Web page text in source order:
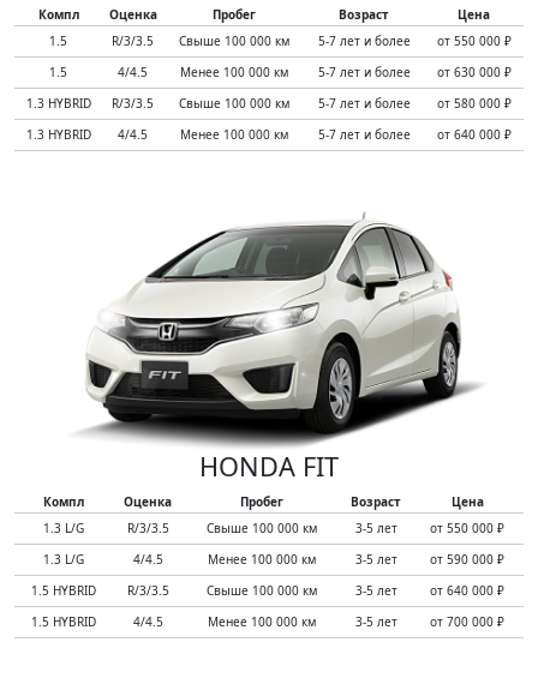
Компл Оценка Пробег Возраст
Цена
1.5
R/3/3.5 Свыше 100 000 км 5-7 лет и более
от 550 000 ₽
1.5
4/4.5 Менее 100 000 км 5-7 лет и более
от 630 000 ₽
1.3 HYBRID
R/3/3.5 Свыше 100 000 км 5-7 лет и более
от 580 000 ₽
1.3 HYBRID
4/4.5 Менее 100 000 км 5-7 лет и более от 640 000 ₽
HONDA FIT
Компл Оценка Пробег Возраст
Цена
1.3 L/G
R/3/3.5 Свыше 100 000 км 3-5 лет
от 550 000 ₽
1.3 L/G
4/4.5 Менее 100 000 км 3-5 лет
от 590 000 ₽
1.5 HYBRID
R/3/3.5 Свыше 100 000 км 3-5 лет
от 640 000 ₽
1.5 HYBRID
4/4.5 Менее 100 000 км 3-5 лет от 700 000 ₽